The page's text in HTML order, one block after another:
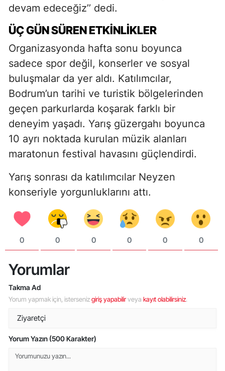
devam edeceğiz’’ dedi.
ÜÇ GÜN SÜREN ETKİNLİKLER
Organizasyonda hafta sonu boyunca
sadece spor değil, konserler ve sosyal
buluşmalar da yer aldı. Katılımcılar,
Bodrum’un tarihi ve turistik bölgelerinden
geçen parkurlarda koşarak farklı bir
deneyim yaşadı. Yarış güzergahı boyunca
10 ayrı noktada kurulan müzik alanları
maratonun festival havasını güçlendirdi.
Yarış sonrası da katılımcılar Neyzen
konseriyle yorgunluklarını attı.
0 0 0 0 0 0
Yorumlar
Takma Ad
Yorum yapmak için, istersenizgiriş yapabilirveya kayıt olabilirsiniz.
Yorum Yazın (500 Karakter)